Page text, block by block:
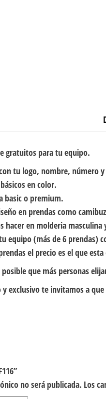
gratuitos para tu equipo.
tu logo, nombre, número
en color.
basic o premium.
en prendas como
hacer en molderia masculina
equipo (más de 6 prendas)
el precio es el que
que más personas
y exclusivo te invitamos a
no será publicada. Los